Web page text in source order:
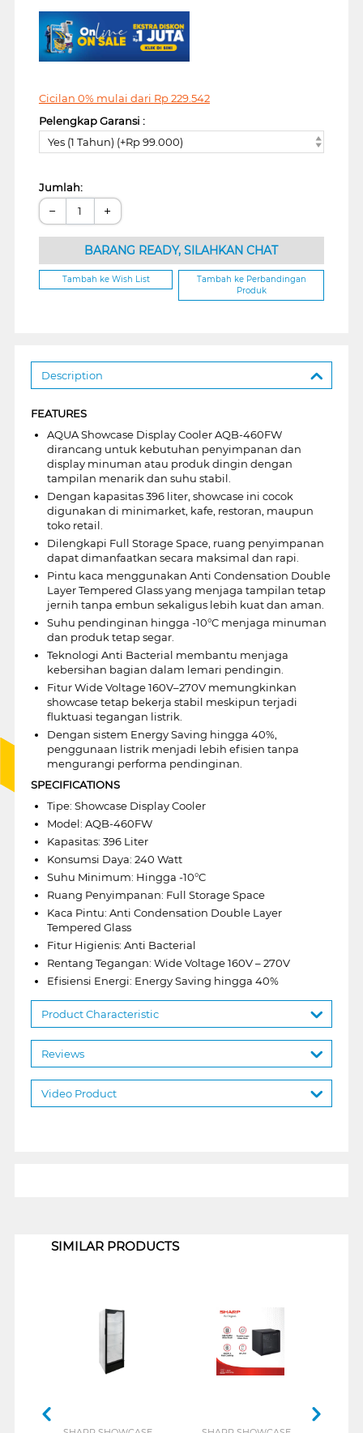
Cicilan 0% mulai dari Rp229.542
Pelengkap Garansi :
Yes (1 Tahun) (+Rp 99.000)
Jumlah:
− +
BARANG READY, SILAHKAN CHAT
Tambah ke Wish List
Tambah ke Perbandingan
Produk
Description
FEATURES
AQUA Showcase Display Cooler AQB-460FW
dirancang untuk kebutuhan penyimpanan dan
display minuman atau produk dingin dengan
tampilan menarik dan suhu stabil.
Dengan kapasitas 396 liter, showcase ini cocok
digunakan di minimarket, kafe, restoran, maupun
toko retail.
Dilengkapi Full Storage Space, ruang penyimpanan
dapat dimanfaatkan secara maksimal dan rapi.
Pintu kaca menggunakan Anti Condensation Double
Layer Tempered Glass yang menjaga tampilan tetap
jernih tanpa embun sekaligus lebih kuat dan aman.
Suhu pendinginan hingga -10°C menjaga minuman
dan produk tetap segar.
Teknologi Anti Bacterial membantu menjaga
kebersihan bagian dalam lemari pendingin.
Fitur Wide Voltage 160V–270V memungkinkan
showcase tetap bekerja stabil meskipun terjadi
fluktuasi tegangan listrik.
Dengan sistem Energy Saving hingga 40%,
penggunaan listrik menjadi lebih efisien tanpa
mengurangi performa pendinginan.
SPECIFICATIONS
Tipe: Showcase Display Cooler
Model: AQB-460FW
Kapasitas: 396 Liter
Konsumsi Daya: 240 Watt
Suhu Minimum: Hingga -10°C
Ruang Penyimpanan: Full Storage Space
Kaca Pintu: Anti Condensation Double Layer
Tempered Glass
Fitur Higienis: Anti Bacterial
Rentang Tegangan: Wide Voltage 160V – 270V
Efisiensi Energi: Energy Saving hingga 40%
Product Characteristic
Reviews
Video Product
SIMILAR PRODUCTS